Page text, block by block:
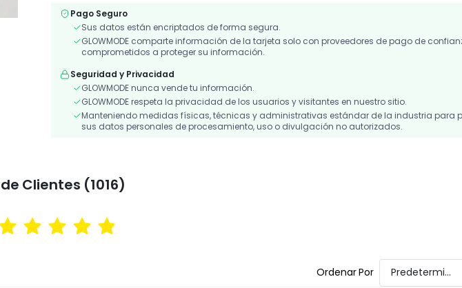
Pago Seguro
Sus datos están encriptados de forma segura.
GLOWMODE comparte información de la tarjeta solo con proveedores de pago de
comprometidos a proteger su información.
Seguridad y Privacidad
GLOWMODE nunca vende tu información.
GLOWMODE respeta la privacidad de los usuarios y visitantes en nuestro sitio.
Manteniendo medidas físicas, técnicas y administrativas estándar de la industria para
sus datos personales de procesamiento, uso o divulgación no autorizados.
Clientes (1016)
Ordenar Por Predeterminado